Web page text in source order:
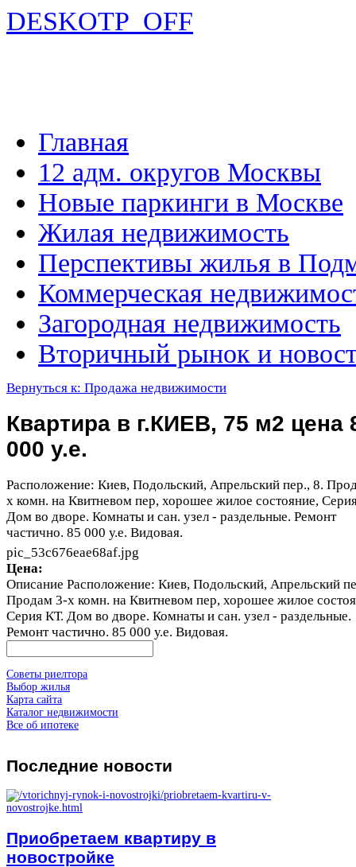
DESKOTP_OFF
Главная
12 адм. округов Москвы
Новые паркинги в Москве
Жилая недвижимость
Перспективы жилья в
Коммерческая
Загородная недвижимость
Вторичный рынок и
Вернуться к: Продажа недвижимости
Квартира в г.КИЕВ, 75 м2 цена
000 у.е.
Расположение: Киев, Подольский, Апрельский пер., 8.
х комн. на Квитневом пер, хорошее жилое состояние,
Дом во дворе. Комнаты и сан. узел - раздельные. Ремонт
частично. 85 000 у.е. Видовая.
pic_53c676eae68af.jpg
Цена:
Описание Расположение: Киев, Подольский, Апрельский
Продам 3-х комн. на Квитневом пер, хорошее жилое
Серия КТ. Дом во дворе. Комнаты и сан. узел - раздельные.
Ремонт частично. 85 000 у.е. Видовая.
Советы риелтора
Выбор жилья
Карта сайта
Каталог недвижимости
Все об ипотеке
Последние новости
Приобретаем квартиру в
новостройке